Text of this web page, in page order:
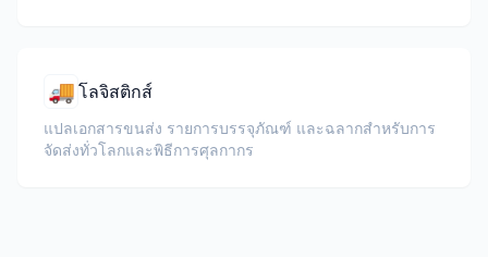
🚚โลจิสติกส์
แปลเอกสารขนส่ง รายการบรรจุภัณฑ์ และฉลากสำหรับการ
จัดส่งทั่วโลกและพิธีการศุลกากร